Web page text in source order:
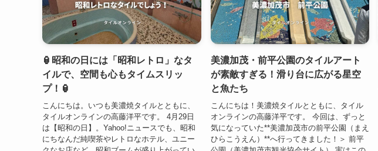
🏮昭和の日には「昭和レトロ」なタ
イルで、空間も心もタイムスリッ
プ！🏮
こんにちは。いつも美濃焼タイルとともに、
タイルオンラインの高藤洋平です。 4月29日
は【昭和の日】。Yahoo!ニュースでも、昭和
にちなんだ純喫茶やレトロなホテル、ユニー
美濃加茂・前平公園のタイルアート
が素敵すぎる！滑り台に広がる星空
と魚たち
こんにちは！美濃焼タイルとともに、タイル
オンラインの高藤洋平です。 今回は、ずっと
気になっていた**美濃加茂市の前平公園（まえ
ひらこうえん）**へ行ってきました！＞ 前平